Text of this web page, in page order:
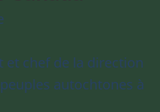
et chef de la direction
autochtones à